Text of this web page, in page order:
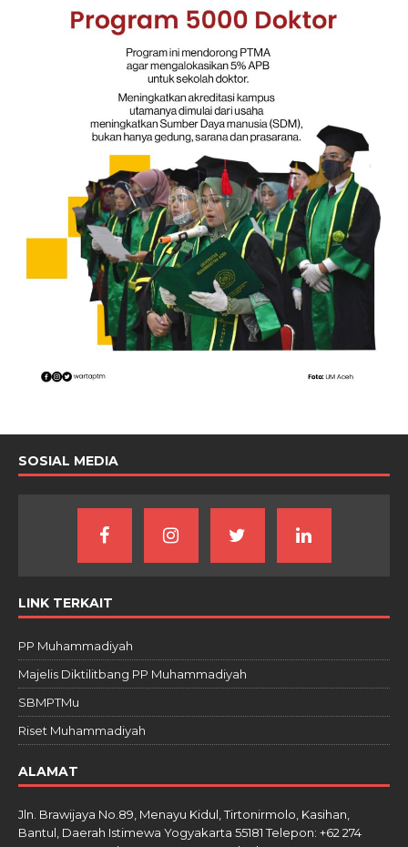
SOSIAL MEDIA
LINK TERKAIT
PP Muhammadiyah
Majelis Diktilitbang PP Muhammadiyah
SBMPTMu
Riset Muhammadiyah
ALAMAT
Jln. Brawijaya No.89, Menayu Kidul, Tirtonirmolo, Kasihan,
Bantul, Daerah Istimewa Yogyakarta 55181 Telepon: +62 274